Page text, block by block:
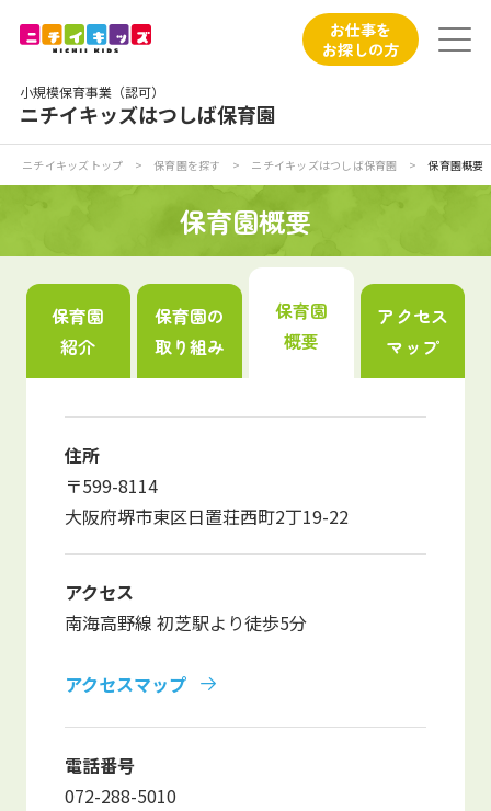
小規模保育事業（認可）
ニチイキッズはつしば保育園
お仕事を
お探しの方
お食事
保育園見学
入園の概要
子育てひろばのご紹介
写真販売サービス
お仕事をお探しの方
よくあるご質問
ニチイキッズトップ > 保育園を探す > ニチイキッズはつしば保育園 > 保育園概要
保育園概要
保育園
紹介
保育園の
取り組み
保育園
概要
アクセス
マップ
住所
〒599-8114
大阪府堺市東区日置荘西町2丁19-22
アクセス
南海高野線 初芝駅より徒歩5分
アクセスマップ
電話番号
072-288-5010